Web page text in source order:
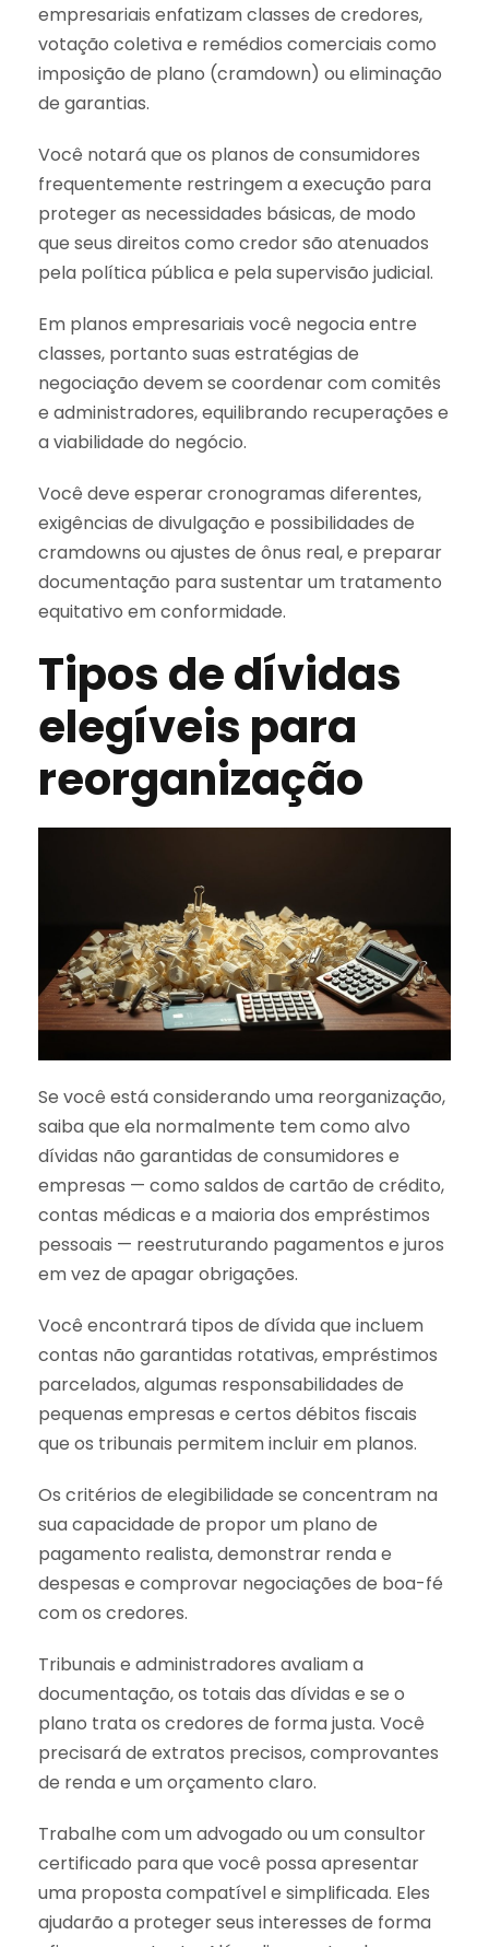
empresariais enfatizam classes de credores,
votação coletiva e remédios comerciais como
imposição de plano (cramdown) ou eliminação
de garantias.
Você notará que os planos de consumidores
frequentemente restringem a execução para
proteger as necessidades básicas, de modo
que seus direitos como credor são atenuados
pela política pública e pela supervisão judicial.
Em planos empresariais você negocia entre
classes, portanto suas estratégias de
negociação devem se coordenar com comitês
e administradores, equilibrando recuperações e
a viabilidade do negócio.
Você deve esperar cronogramas diferentes,
exigências de divulgação e possibilidades de
cramdowns ou ajustes de ônus real, e preparar
documentação para sustentar um tratamento
equitativo em conformidade.
Tipos de dívidas
elegíveis para
reorganização
Se você está considerando uma reorganização,
saiba que ela normalmente tem como alvo
dívidas não garantidas de consumidores e
empresas — como saldos de cartão de crédito,
contas médicas e a maioria dos empréstimos
pessoais — reestruturando pagamentos e juros
em vez de apagar obrigações.
Você encontrará tipos de dívida que incluem
contas não garantidas rotativas, empréstimos
parcelados, algumas responsabilidades de
pequenas empresas e certos débitos fiscais
que os tribunais permitem incluir em planos.
Os critérios de elegibilidade se concentram na
sua capacidade de propor um plano de
pagamento realista, demonstrar renda e
despesas e comprovar negociações de boa-fé
com os credores.
Tribunais e administradores avaliam a
documentação, os totais das dívidas e se o
plano trata os credores de forma justa. Você
precisará de extratos precisos, comprovantes
de renda e um orçamento claro.
Trabalhe com um advogado ou um consultor
certificado para que você possa apresentar
uma proposta compatível e simplificada. Eles
ajudarão a proteger seus interesses de forma